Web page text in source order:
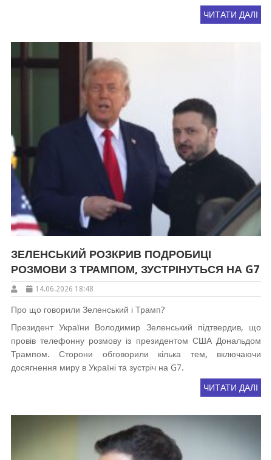
ЧИТАТИ ДАЛІ
ЗЕЛЕНСЬКИЙ РОЗКРИВ ПОДРОБИЦІ
РОЗМОВИ З ТРАМПОМ, ЗУСТРІНУТЬСЯ НА G7
14.06.2026 18:48
Про що говорили Зеленський і Трамп?
Президент України Володимир Зеленський підтвердив, що
провів телефонну розмову із президентом США Дональдом
Трампом. Сторони обговорили кілька тем, включаючи
досягнення миру в Україні та зустріч на G7.
ЧИТАТИ ДАЛІ